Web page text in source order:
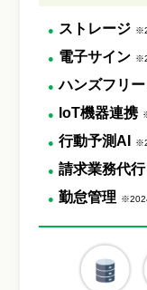
ストレージ
電子サイン
ハンズフリー
loT機器連携
行動予測AI
請求業務代行
勤怠管理